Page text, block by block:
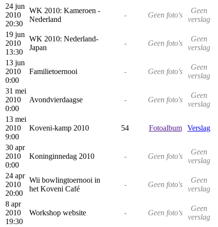
24 jun
2010
20:30
WK 2010: Kameroen -
Nederland
- Geen foto's
Geen
verslag
19 jun
2010
13:30
WK 2010: Nederland-
Japan
- Geen foto's
Geen
verslag
13 jun
2010
0:00
Familietoernooi - Geen foto's
Geen
verslag
31 mei
2010
0:00
Avondvierdaagse - Geen foto's
Geen
verslag
13 mei
2010
9:00
Koveni-kamp 2010 54 Fotoalbum Verslag
30 apr
2010
0:00
Koninginnedag 2010 - Geen foto's
Geen
verslag
24 apr
2010
20:00
Wii bowlingtoernooi in
het Koveni Café
- Geen foto's
Geen
verslag
8 apr
2010
19:30
Workshop website - Geen foto's
Geen
verslag